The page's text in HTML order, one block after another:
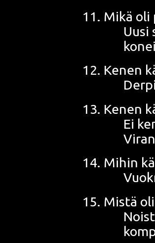
Mikä oli
Kenen
Kenen
Ei
Mihin
Mis­tä